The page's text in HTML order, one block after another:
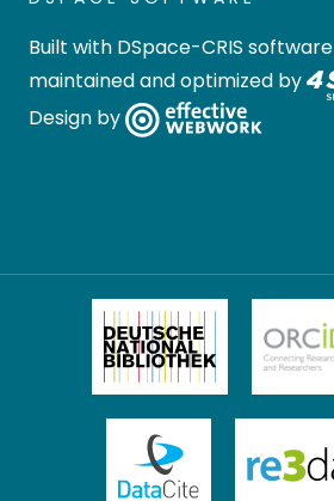
Built with DSpace-CRIS software
maintained and optimized by
Design by